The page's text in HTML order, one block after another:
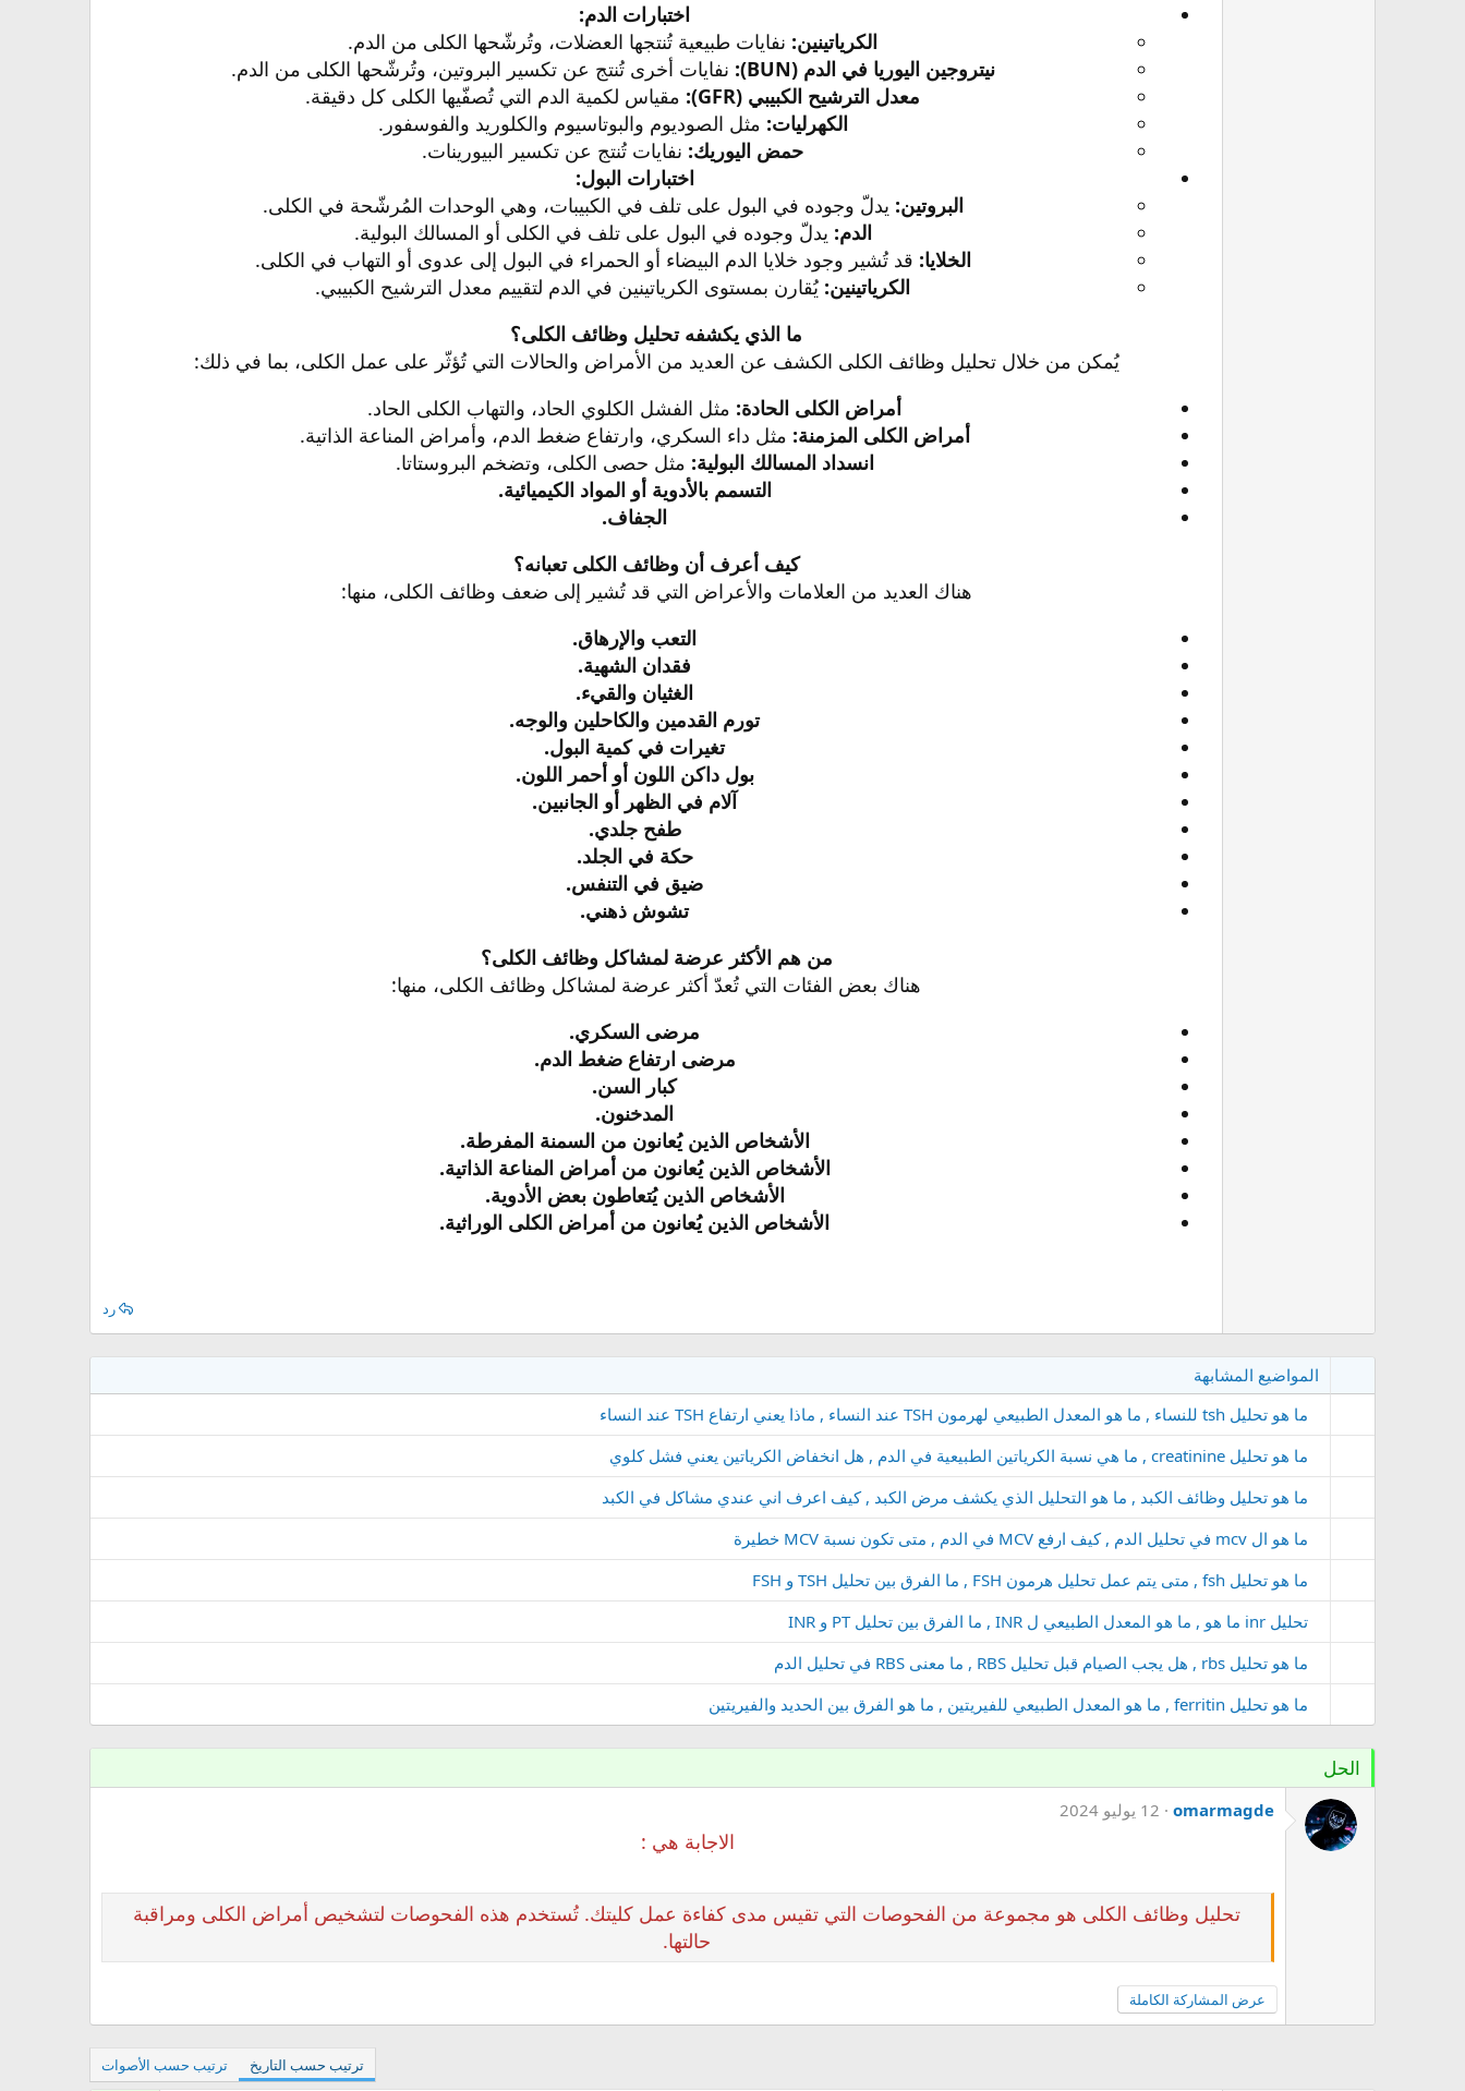
اختبارات الدم:
الكرياتينين: نفايات طبيعية تُنتجها العضلات، وتُرشّحها الكلى من الدم.​
نيتروجين اليوريا في الدم (BUN):
نفايات أخرى تُنتج عن تكسير البروتين، وتُرشّحها الكلى من الدم.​
معدل الترشيح الكبيبي (GFR):
مقياس لكمية الدم التي تُصفّيها الكلى كل دقيقة.​
الكهرليات: مثل الصوديوم والبوتاسيوم والكلوريد والفوسفور.​
حمض اليوريك: نفايات تُنتج عن تكسير البيورينات.​
اختبارات البول:
البروتين: يدلّ وجوده في البول على تلف في الكبيبات، وهي الوحدات المُرشّحة في الكلى.​
الدم: يدلّ وجوده في البول على تلف في الكلى أو المسالك البولية.​
الخلايا: قد تُشير وجود خلايا الدم البيضاء أو الحمراء في البول إلى عدوى أو التهاب في الكلى.​
الكرياتينين: يُقارن بمستوى الكرياتينين في الدم لتقييم معدل الترشيح الكبيبي.​
ما الذي يكشفه تحليل وظائف الكلى؟
يُمكن من خلال تحليل وظائف الكلى الكشف عن العديد من الأمراض والحالات التي تُؤثّر على عمل الكلى، بما في ذلك:​
أمراض الكلى الحادة: مثل الفشل الكلوي الحاد، والتهاب الكلى الحاد.​
أمراض الكلى المزمنة: مثل داء السكري، وارتفاع ضغط الدم، وأمراض المناعة الذاتية.​
انسداد المسالك البولية: مثل حصى الكلى، وتضخم البروستاتا.​
التسمم بالأدوية أو المواد الكيميائية.
الجفاف.
كيف أعرف أن وظائف الكلى تعبانه؟
هناك العديد من العلامات والأعراض التي قد تُشير إلى ضعف وظائف الكلى، منها:​
التعب والإرهاق.
فقدان الشهية.
الغثيان والقيء.
تورم القدمين والكاحلين والوجه.
تغيرات في كمية البول.
بول داكن اللون أو أحمر اللون.
آلام في الظهر أو الجانبين.
طفح جلدي.
حكة في الجلد.
ضيق في التنفس.
تشوش ذهني.
من هم الأكثر عرضة لمشاكل وظائف الكلى؟
هناك بعض الفئات التي تُعدّ أكثر عرضة لمشاكل وظائف الكلى، منها:​
مرضى السكري.
مرضى ارتفاع ضغط الدم.
كبار السن.
المدخنون.
الأشخاص الذين يُعانون من السمنة المفرطة.
الأشخاص الذين يُعانون من أمراض المناعة الذاتية.
الأشخاص الذين يُتعاطون بعض الأدوية.
الأشخاص الذين يُعانون من أمراض الكلى الوراثية.
رد
المواضيع المشابهة
ما هو تحليل tsh للنساء , ما هو المعدل الطبيعي لهرمون TSH عند النساء , ماذا يعني ارتفاع TSH عند النساء
ما هو تحليل creatinine , ما هي نسبة الكرياتين الطبيعية في الدم , هل انخفاض الكرياتين يعني فشل كلوي
ما هو تحليل وظائف الكبد , ما هو التحليل الذي يكشف مرض الكبد , كيف اعرف اني عندي مشاكل في الكبد
ما هو ال mcv في تحليل الدم , كيف ارفع MCV في الدم , متى تكون نسبة MCV خطيرة
ما هو تحليل fsh , متى يتم عمل تحليل هرمون FSH , ما الفرق بين تحليل TSH و FSH
تحليل inr ما هو , ما هو المعدل الطبيعي ل INR , ما الفرق بين تحليل PT و INR
ما هو تحليل rbs , هل يجب الصيام قبل تحليل RBS , ما معنى RBS في تحليل الدم
ما هو تحليل ferritin , ما هو المعدل الطبيعي للفيريتين , ما هو الفرق بين الحديد والفيريتين
الحل
omarmagde 12 يوليو 2024
الاجابة هي :
تحليل وظائف الكلى هو مجموعة من الفحوصات التي تقيس مدى كفاءة عمل كليتك. تُستخدم هذه الفحوصات لتشخيص أمراض الكلى ومراقبة
حالتها.
عرض المشاركة الكاملة
ترتيب حسب التاريخ ترتيب حسب الأصوات